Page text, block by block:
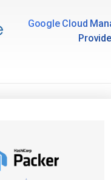
Google Cloud